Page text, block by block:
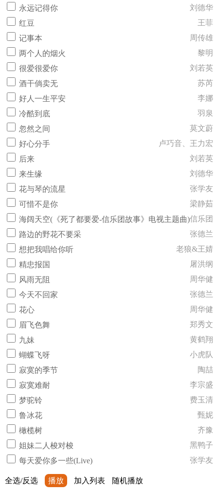
永远记得你
刘德华
红豆
王菲
记事本
周传雄
两个人的烟火
黎明
很爱很爱你
刘若英
酒干倘卖无
苏芮
好人一生平安
李娜
冷酷到底
羽泉
忽然之间
莫文蔚
好心分手
卢巧音、王力宏
后来
刘若英
来生缘
刘德华
花与琴的流星
张学友
可惜不是你
梁静茹
海阔天空(《死了都要爱-信乐团故事》电视主题曲)信乐团
路边的野花不要采
张德兰
想把我唱给你听
老狼&王婧
精忠报国
屠洪纲
风雨无阻
周华健
今天不回家
张德兰
花心
周华健
眉飞色舞
郑秀文
九妹
黄鹤翔
蝴蝶飞呀
小虎队
寂寞的季节
陶喆
寂寞难耐
李宗盛
梦驼铃
费玉清
鲁冰花
甄妮
橄榄树
齐豫
姐妹二人梭对梭
黑鸭子
每天爱你多一些(Live)
张学友
全选/反选 播放 加入列表 随机播放